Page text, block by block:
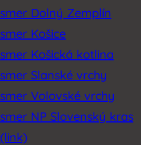
smer Dolný Zemplín
smer Košice
smer Košická kotlina
smer Slanské vrchy
smer Volovské vrchy
smer NP Slovenský kras
(link)